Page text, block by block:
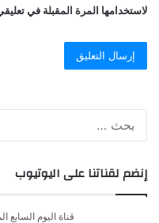
لاستخدامها المرة المقبلة في
إنضم لقناتنا على اليوتيوب